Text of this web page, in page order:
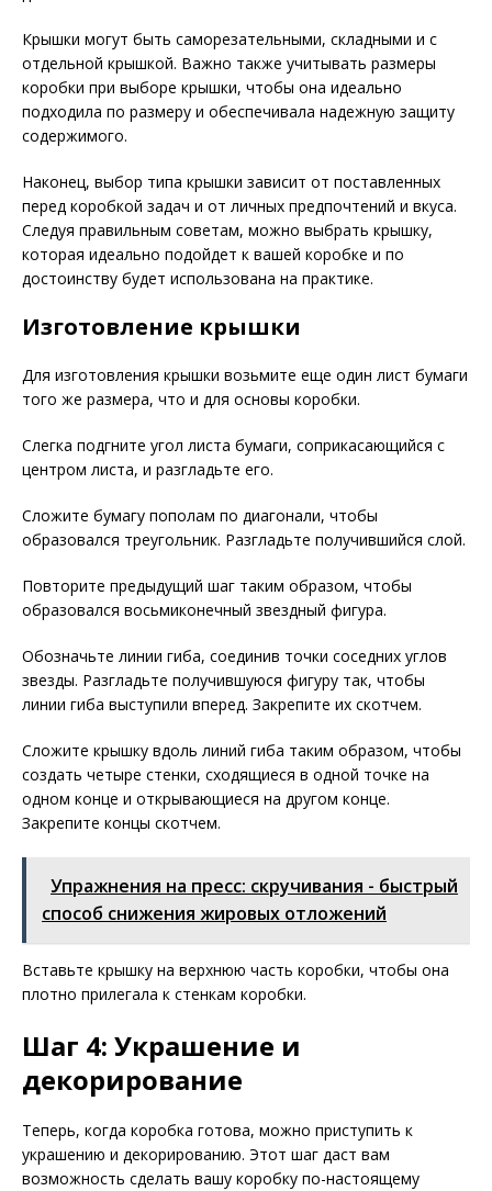
Крышки могут быть саморезательными, складными и с
отдельной крышкой. Важно также учитывать размеры
коробки при выборе крышки, чтобы она идеально
подходила по размеру и обеспечивала надежную защиту
содержимого.
Наконец, выбор типа крышки зависит от поставленных
перед коробкой задач и от личных предпочтений и вкуса.
Следуя правильным советам, можно выбрать крышку,
которая идеально подойдет к вашей коробке и по
достоинству будет использована на практике.
Изготовление крышки
Для изготовления крышки возьмите еще один лист бумаги
того же размера, что и для основы коробки.
Слегка подгните угол листа бумаги, соприкасающийся с
центром листа, и разгладьте его.
Сложите бумагу пополам по диагонали, чтобы
образовался треугольник. Разгладьте получившийся слой.
Повторите предыдущий шаг таким образом, чтобы
образовался восьмиконечный звездный фигура.
Обозначьте линии гиба, соединив точки соседних углов
звезды. Разгладьте получившуюся фигуру так, чтобы
линии гиба выступили вперед. Закрепите их скотчем.
Сложите крышку вдоль линий гиба таким образом, чтобы
создать четыре стенки, сходящиеся в одной точке на
одном конце и открывающиеся на другом конце.
Закрепите концы скотчем.
Упражнения на пресс: скручивания - быстрый
способ снижения жировых отложений
Вставьте крышку на верхнюю часть коробки, чтобы она
плотно прилегала к стенкам коробки.
Шаг 4: Украшение и
декорирование
Теперь, когда коробка готова, можно приступить к
украшению и декорированию. Этот шаг даст вам
возможность сделать вашу коробку по-настоящему